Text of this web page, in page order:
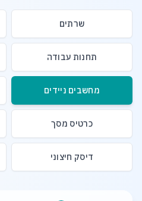
שרתים
תחנות עבודה
מחשבים ניידים
כרטיס מסך
דיסק חיצוני